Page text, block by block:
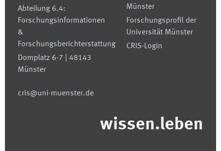
Abteilung 6.4:
Forschungsinformationen
&
Forschungsberichterstattung
Domplatz 6-7 | 48143
Münster
cris@uni-muenster.de
Münster
Forschungsprofil der
Universität Münster
CRIS-Login
wissen.leben